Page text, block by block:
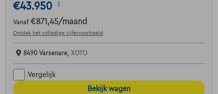
€43.950 1
Vanaf €871,45/maand
Ontdek het volledige cijfervoorbeeld
8490 Varsenare, XOTO
Vergelijk
Bekijk wagen